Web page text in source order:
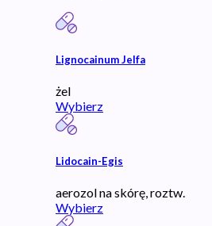
Lignocainum Jelfa
żel
Wybierz
Lidocain-Egis
aerozol na skórę, roztw.
Wybierz